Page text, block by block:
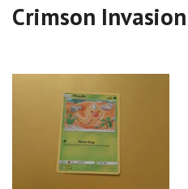
Crimson Invasion